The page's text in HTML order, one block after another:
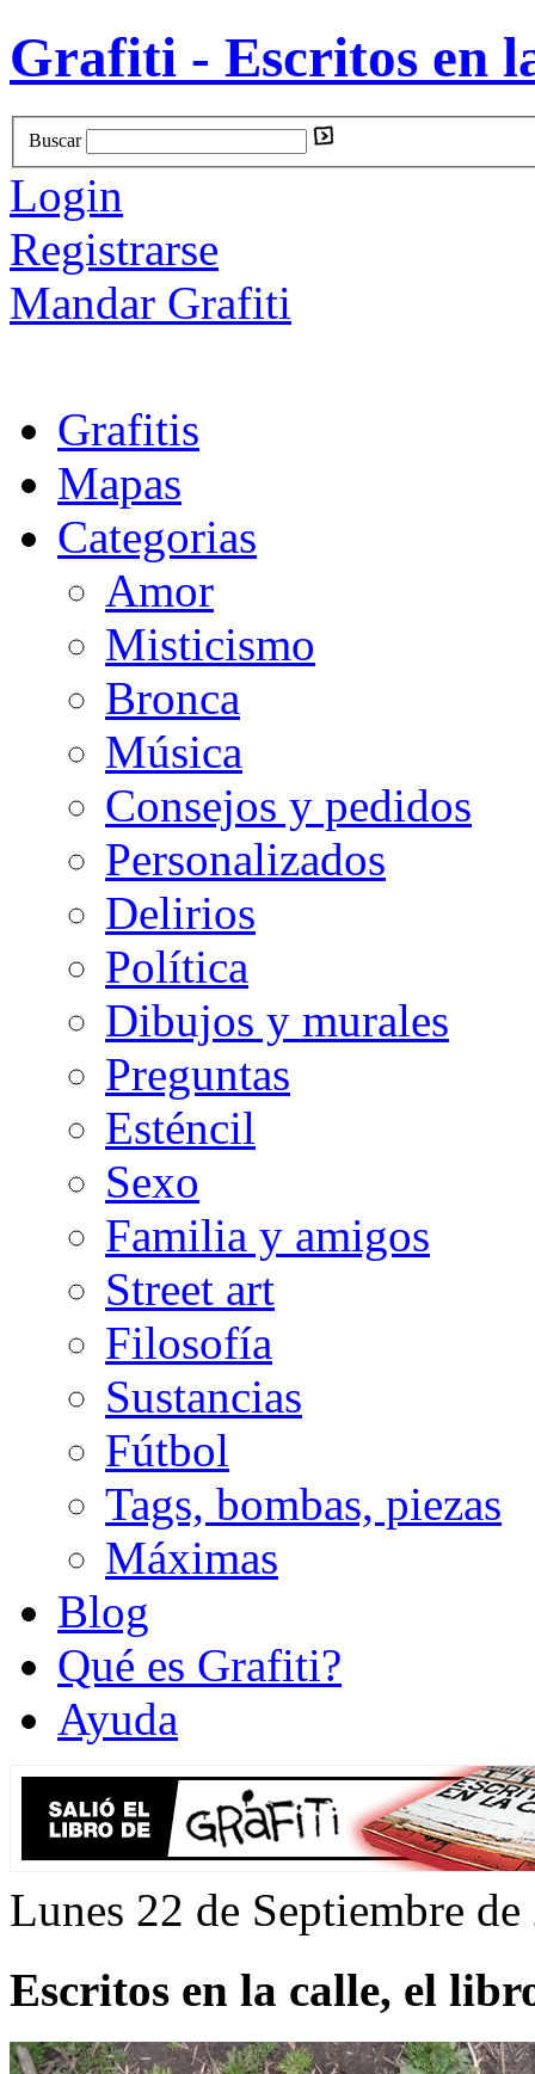
Grafiti - Escritos en
Buscar
Login
Registrarse
Mandar Grafiti
Grafitis
Mapas
Categorias
Amor
Misticismo
Bronca
Música
Consejos y pedidos
Personalizados
Delirios
Política
Dibujos y murales
Preguntas
Esténcil
Sexo
Familia y amigos
Street art
Filosofía
Sustancias
Fútbol
Tags, bombas, piezas
Máximas
Blog
Qué es Grafiti?
Ayuda
Lunes 22 de Septiembre
Escritos en la calle, el